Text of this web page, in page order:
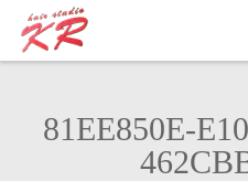
81EE850E-